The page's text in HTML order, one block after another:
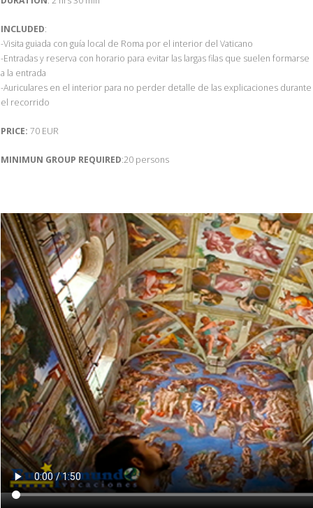
INCLUDED:
-Visita guiada con guía local de Roma por el interior del Vaticano
-Entradas y reserva con horario para evitar las largas filas que suelen formarse
a la entrada
-Auriculares en el interior para no perder detalle de las explicaciones durante
el recorrido
PRICE: 70 EUR
MINIMUN GROUP REQUIRED:20 persons